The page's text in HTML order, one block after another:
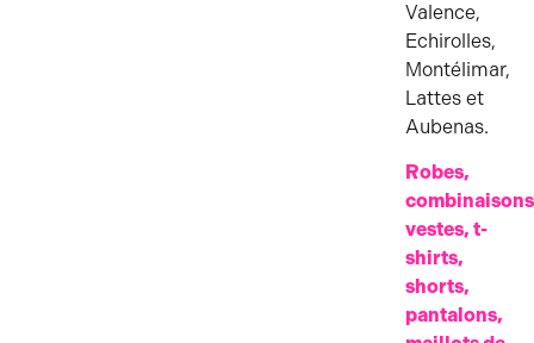
Valence,
Echirolles,
Montélimar,
Lattes et
Aubenas.
Robes,
vestes, t-
shirts,
shorts,
pantalons,